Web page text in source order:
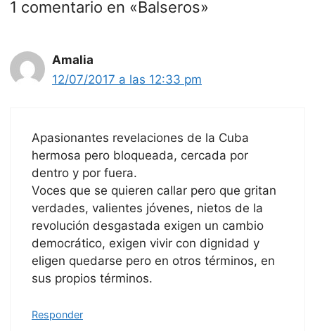
1 comentario en «Balseros»
Amalia
12/07/2017 a las 12:33 pm
Apasionantes revelaciones de la Cuba
hermosa pero bloqueada, cercada por
dentro y por fuera.
Voces que se quieren callar pero que gritan
verdades, valientes jóvenes, nietos de la
revolución desgastada exigen un cambio
democrático, exigen vivir con dignidad y
eligen quedarse pero en otros términos, en
sus propios términos.
Responder